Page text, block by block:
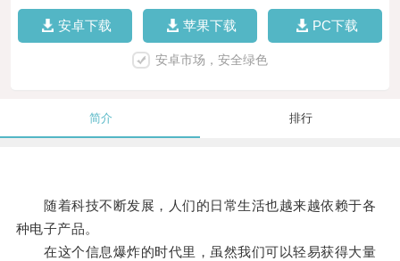
安卓下载 苹果下载 PC下载
安卓市场，安全绿色
简介 排行
随着科技不断发展，人们的日常生活也越来越依赖于各
种电子产品。
在这个信息爆炸的时代里，虽然我们可以轻易获得大量